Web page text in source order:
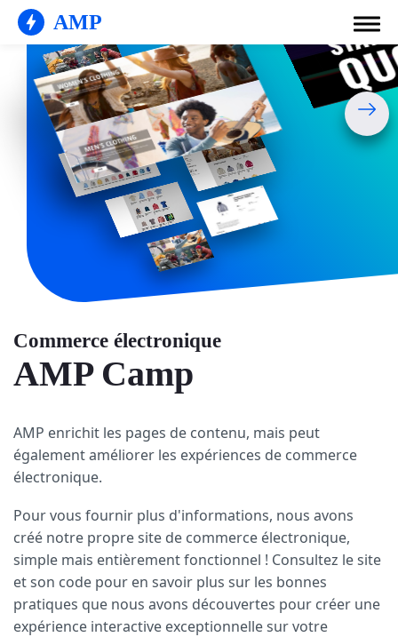
AMP
Commerce électronique
AMP Camp
AMP enrichit les pages de contenu, mais peut
également améliorer les expériences de commerce
électronique.
Pour vous fournir plus d'informations, nous avons
créé notre propre site de commerce électronique,
simple mais entièrement fonctionnel ! Consultez le site
et son code pour en savoir plus sur les bonnes
pratiques que nous avons découvertes pour créer une
expérience interactive exceptionnelle sur votre